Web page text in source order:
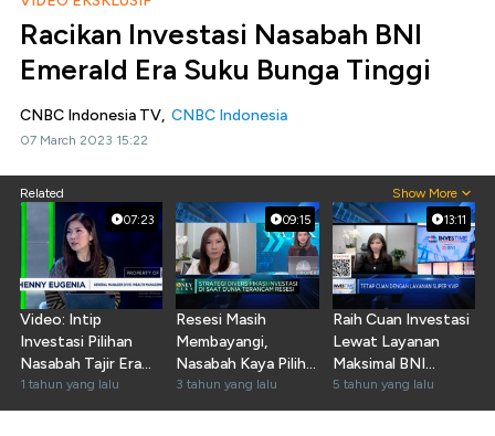
Racikan Investasi Nasabah BNI
Emerald Era Suku Bunga Tinggi
CNBC Indonesia TV, CNBC Indonesia
07 March 2023 15:22
Related Show More
07:23
Video: Intip
Investasi Pilihan
Nasabah Tajir Era
Perang Dagang
Trump
1 tahun yang lalu
09:15
Resesi Masih
Membayangi,
Nasabah Kaya Pilih
Investasi Apa?
3 tahun yang lalu
13:11
Raih Cuan Investasi
Lewat Layanan
Maksimal BNI
Emerald
5 tahun yang lalu